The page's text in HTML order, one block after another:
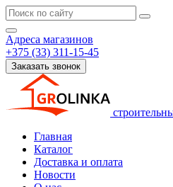
Адреса магазинов
+375 (33) 311-15-45
Заказать звонок
Главная
Каталог
Доставка и оплата
Новости